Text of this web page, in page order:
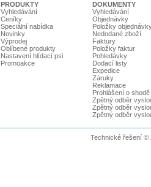
PRODUKTY
Vyhledávání
Ceníky
Speciální nabídka
Novinky
Výprodej
Oblíbené produkty
Nastavení hlídací psi
Promoakce
DOKUMENTY
Vyhledávání
Objednávky
Položky
Nedodané zboží
Faktury
Položky faktur
Pohledávky
Dodací listy
Expedice
Záruky
Reklamace
Prohlášení o shodě
Zpětný odběr
Zpětný odběr
Zpětný odběr
Technické řešení ©